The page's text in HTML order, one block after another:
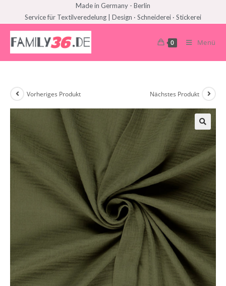
Made in Germany - Berlin
Service für Textilveredelung | Design · Schneiderei · Stickerei
0 Menü
Vorheriges Produkt Nächstes Produkt